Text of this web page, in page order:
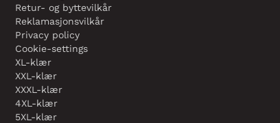
Retur- og byttevilkår
Reklamasjonsvilkår
Privacy policy
Cookie-settings
XL-klær
XXL-klær
XXXL-klær
4XL-klær
5XL-klær